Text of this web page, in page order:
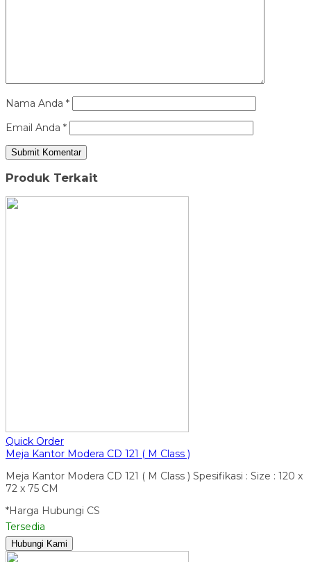
Nama Anda *
Email Anda *
Produk Terkait
Quick Order
Meja Kantor Modera CD 121 ( M Class )
Meja Kantor Modera CD 121 ( M Class ) Spesifikasi : Size : 120 x
72 x 75 CM
*Harga Hubungi CS
Tersedia
Hubungi Kami